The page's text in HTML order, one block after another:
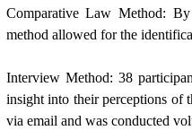
Comparative Law Method:
method allowed for the
Interview Method: 38
insight into their perceptions of
via email and was conducted